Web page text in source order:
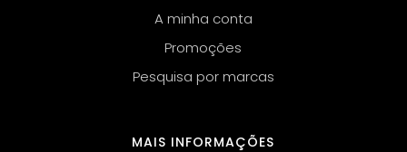
A minha conta
Promoções
Pesquisa por marcas
MAIS INFORMAÇÕES